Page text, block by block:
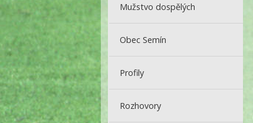
Mužstvo dospělých
Obec Semín
Profily
Rozhovory